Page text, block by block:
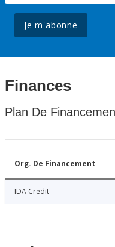
Je m'abonne
Finances
Plan De
Org. De Financement
IDA Credit